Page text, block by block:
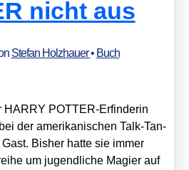
nicht aus
Stefan Holzhauer• Buch
HARRY POT­TER-Erfin­de­rin
bei der ame­ri­ka­ni­schen Talk-Tan­
Gast. Bis­her hat­te sie immer
um jugend­li­che Magi­er auf